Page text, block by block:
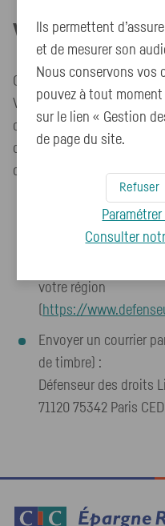
Voies de
Cette procédure est à
Vous avez signalé au
d'accessibilité qui vous
ou à un des services du
de réponse satisfaisante.
Écrire un message au
https://
votre région
https://
Envoyer un courrier
de timbre) :
Défenseur des droits
71120 75342 Paris
Ils permettent
et de mesurer son
Nous conservons vos
pouvez à tout moment
sur le lien « Gestion
de page du site.
Refuser
Consulter